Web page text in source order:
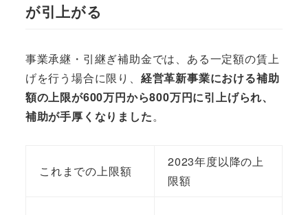
が引上がる
事業承継・引継ぎ補助金では、ある一定額の賃上
げを行う場合に限り、 経営革新事業における補助
額の上限が600万円から800万円に引上げられ、
補助が手厚くなりました。
これまでの上限額
2023年度以降の上
限額